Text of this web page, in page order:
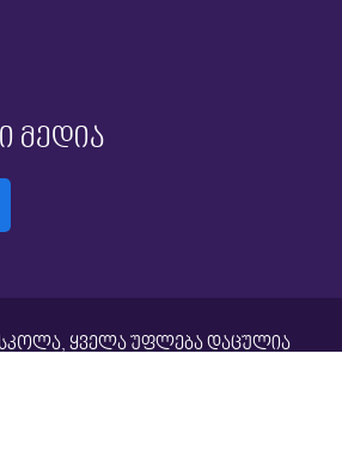
მედია
სკოლა, ყველა უფლება დაცულია